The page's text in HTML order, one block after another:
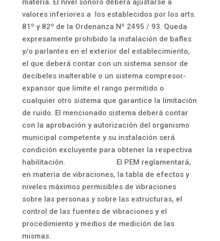
materia. El nivel sonoro deberá ajustarse a
valores inferiores a los establecidos por los arts.
81º y 82º de la Ordenanza Nº 2495 / 93. Queda
expresamente prohibido la instalación de bafles
y/o parlantes en el exterior del establecimiento,
el que deberá contar con un sistema sensor de
decibeles inalterable o un sistema compresor-
expansor que limite el rango permitido o
cualquier otro sistema que garantice la limitación
de ruido. El mencionado sistema deberá contar
con la aprobación y autorización del organismo
municipal competente y su instalación será
condición excluyente para obtener la respectiva
habilitación. El PEM reglamentará,
en materia de vibraciones, la tabla de efectos y
niveles máximos permisibles de vibraciones
sobre las personas y sobre las estructuras, el
control de las fuentes de vibraciones y el
procedimiento y medios de medición de las
mismas.